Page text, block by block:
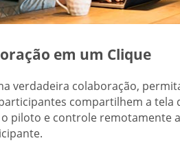
em um Clique
verdadeira colaboração,
compartilhem a tela
o piloto e controle remotamente